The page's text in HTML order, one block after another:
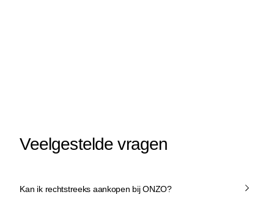
Veelgestelde vragen
Kan ik rechtstreeks aankopen bij ONZO?